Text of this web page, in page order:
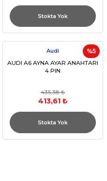
Stokta Yok
%5
Audi
AUDI A6 AYNA AYAR ANAHTARI
4 PIN
435,38 ₺
413,61 ₺
Stokta Yok